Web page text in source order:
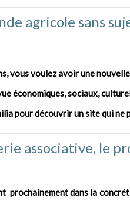
agricole sans
vous voulez avoir une
économiques, sociaux,
pour découvrir un site qui ne
associative, le
prochainement dans la